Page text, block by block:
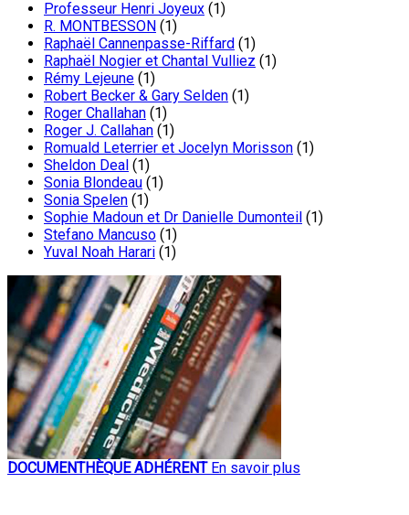
Professeur Henri Joyeux (1)
R. MONTBESSON (1)
Raphaël Cannenpasse-Riffard (1)
Raphaël Nogier et Chantal Vulliez (1)
Rémy Lejeune (1)
Robert Becker & Gary Selden (1)
Roger Challahan (1)
Roger J. Callahan (1)
Romuald Leterrier et Jocelyn Morisson (1)
Sheldon Deal (1)
Sonia Blondeau (1)
Sonia Spelen (1)
Sophie Madoun et Dr Danielle Dumonteil (1)
Stefano Mancuso (1)
Yuval Noah Harari (1)
DOCUMENTHÈQUE ADHÉRENT En savoir plus